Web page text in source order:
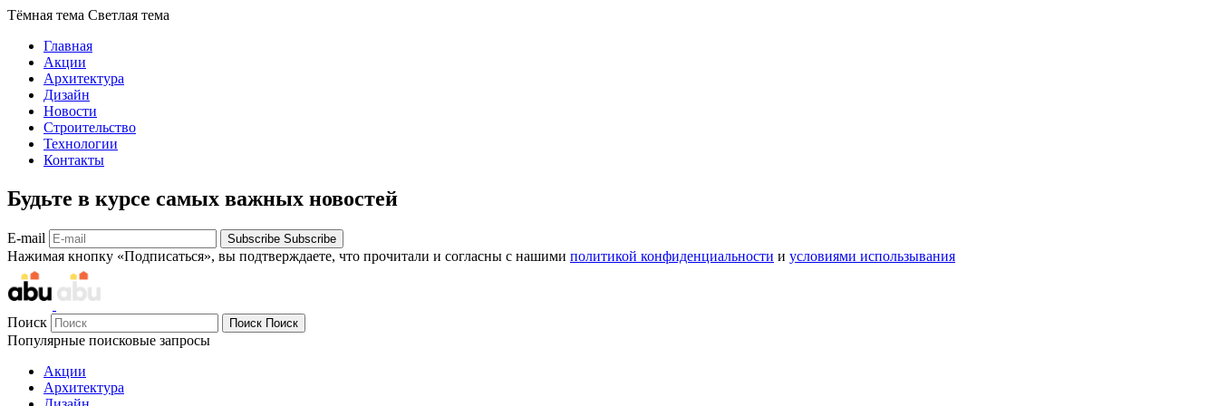
Тёмная тема Светлая тема
Главная
Акции
Архитектура
Дизайн
Новости
Строительство
Технологии
Контакты
Будьте в курсе самых важных новостей
E-mail Subscribe Subscribe
Нажимая кнопку «Подписаться», вы подтверждаете, что прочитали и согласны с нашими политикой конфиденциальности и условиями использывания
Поиск Поиск Поиск
Популярные поисковые запросы
Акции
Архитектура